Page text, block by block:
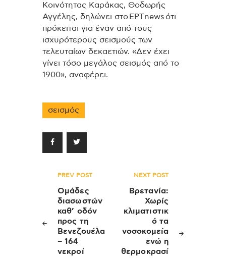
Κοινότητας Καράκας, Θοδωρής
Αγγέλης, δηλώνει στο ΕΡΤnews ότι
πρόκειται για έναν από τους
ισχυρότερους σεισμούς των
τελευταίων δεκαετιών. «Δεν έχει
γίνει τόσο μεγάλος σεισμός από το
1900», αναφέρει.
σεισμός
Πλοήγηση
άρθρων
PREV POST
Ομάδες
διασωστών
καθ’ οδόν
προς τη
Βενεζουέλα
– 164
νεκροί
NEXT POST
Βρετανία:
Χωρίς
κλιματιστικ
ό τα
νοσοκομεία
ενώ η
θερμοκρασί